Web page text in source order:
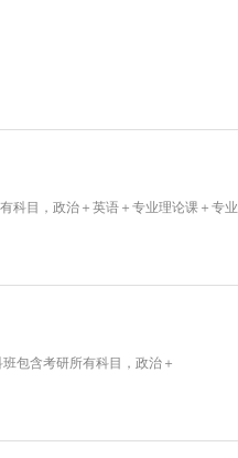
科目，政治＋英语＋专业理论课＋专业
包含考研所有科目，政治＋